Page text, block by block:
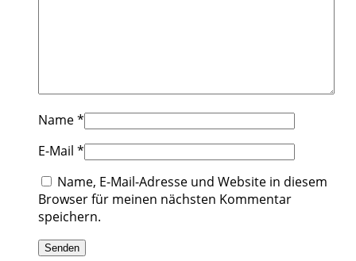
Name*
E-Mail *
Name, E-Mail-Adresse und Website in diesem
Browser für meinen nächsten Kommentar
speichern.